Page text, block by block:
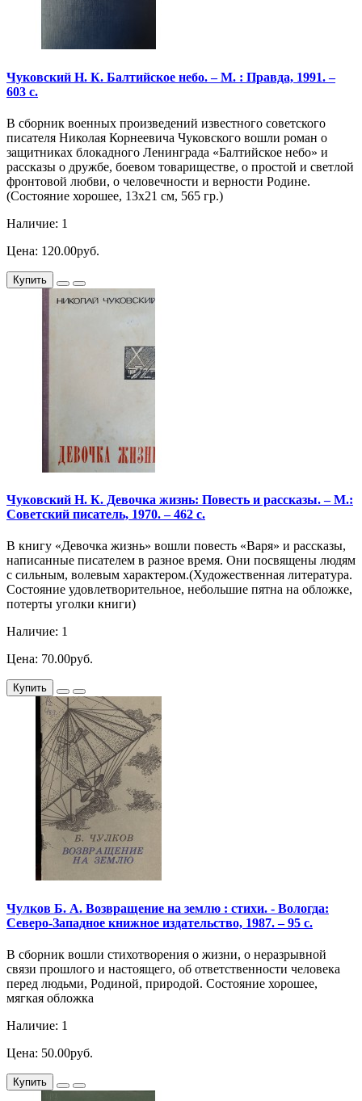
Чуковский Н. К. Балтийское небо. – М. : Правда, 1991. –
603 с.
В сборник военных произведений известного советского
писателя Николая Корнеевича Чуковского вошли роман о
защитниках блокадного Ленинграда «Балтийское небо» и
рассказы о дружбе, боевом товариществе, о простой и светлой
фронтовой любви, о человечности и верности Родине.
(Состояние хорошее, 13х21 см, 565 гр.)
Наличие: 1
Цена: 120.00руб.
Купить
Чуковский Н. К. Девочка жизнь: Повесть и рассказы. – М.:
Советский писатель, 1970. – 462 с.
В книгу «Девочка жизнь» вошли повесть «Варя» и рассказы,
написанные писателем в разное время. Они посвящены людям
с сильным, волевым характером.(Художественная литература.
Состояние удовлетворительное, небольшие пятна на обложке,
потерты уголки книги)
Наличие: 1
Цена: 70.00руб.
Купить
Чулков Б. А. Возвращение на землю : стихи. - Вологда:
Северо-Западное книжное издательство, 1987. – 95 с.
В сборник вошли стихотворения о жизни, о неразрывной
связи прошлого и настоящего, об ответственности человека
перед людьми, Родиной, природой. Состояние хорошее,
мягкая обложка
Наличие: 1
Цена: 50.00руб.
Купить